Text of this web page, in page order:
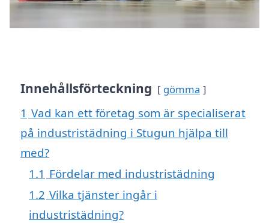
Innehållsförteckning gömma
1 Vad kan ett företag som är specialiserat
på industristädning i Stugun hjälpa till
med?
1.1 Fördelar med industristädning
1.2 Vilka tjänster ingår i
industristädning?